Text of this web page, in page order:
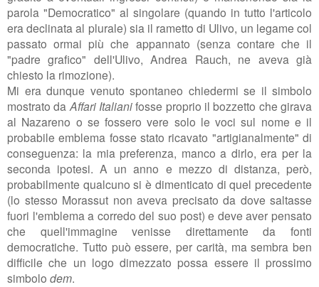
parola "Democratico" al singolare (quando in tutto l'articolo
era declinata al plurale) sia il rametto di Ulivo, un legame col
passato ormai più che appannato (senza contare che il
"padre grafico" dell'Ulivo, Andrea Rauch, ne aveva già
chiesto la rimozione).
Mi era dunque venuto spontaneo chiedermi se il simbolo
mostrato da Affari Italianifosse proprio il bozzetto che girava
al Nazareno o se fossero vere solo le voci sul nome e il
probabile emblema fosse stato ricavato "artigianalmente" di
conseguenza: la mia preferenza, manco a dirlo, era per la
seconda ipotesi. A un anno e mezzo di distanza, però,
probabilmente qualcuno si è dimenticato di quel precedente
(lo stesso Morassut non aveva precisato da dove saltasse
fuori l'emblema a corredo del suo post) e deve aver pensato
che quell'immagine venisse direttamente da fonti
democratiche. Tutto può essere, per carità, ma sembra ben
difficile che un logo dimezzato possa essere il prossimo
simbolo dem.